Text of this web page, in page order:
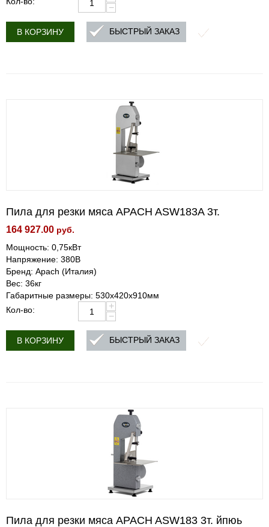
−
В КОРЗИНУ БЫСТРЫЙ ЗАКАЗ
Пила для резки мяса APACH ASW183A 3т.
164 927.00 руб.
Мощность: 0,75кВт
Напряжение: 380В
Бренд: Apach (Италия)
Вес: 36кг
Габаритные размеры: 530х420х910мм
Кол-во:
+
−
В КОРЗИНУ БЫСТРЫЙ ЗАКАЗ
Пила для резки мяса APACH ASW183 3т. йпюь